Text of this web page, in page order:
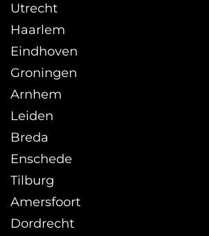
Utrecht
Haarlem
Eindhoven
Groningen
Arnhem
Leiden
Breda
Enschede
Tilburg
Amersfoort
Dordrecht